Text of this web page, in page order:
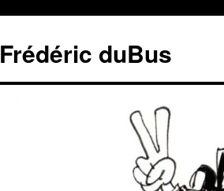
Frédéric duBus